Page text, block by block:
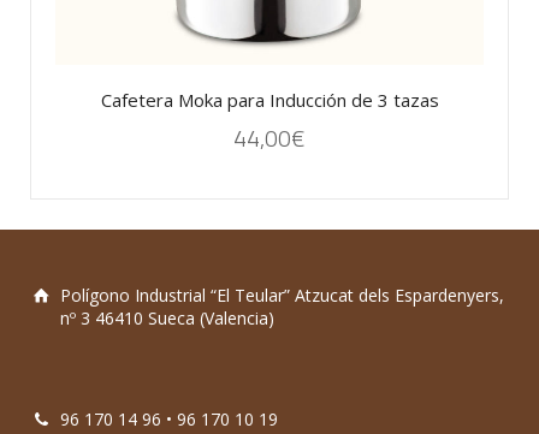
Cafetera Moka para Inducción de 3 tazas
44,00€
Polígono Industrial “El Teular” Atzucat dels Espardenyers,
nº 3 46410 Sueca (Valencia)
96 170 14 96 • 96 170 10 19